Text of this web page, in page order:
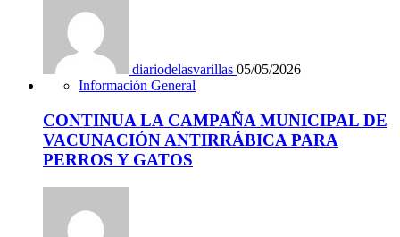
diariodelasvarillas 05/05/2026
Información General
CONTINUA LA CAMPAÑA MUNICIPAL DE
VACUNACIÓN ANTIRRÁBICA PARA
PERROS Y GATOS